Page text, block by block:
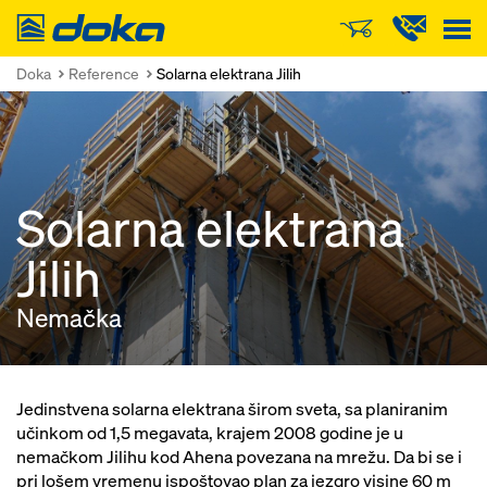
Doka
Doka Reference Solarna elektrana Jilih
Solarna elektrana
Jilih
Nemačka
Jedinstvena solarna elektrana širom sveta, sa planiranim
učinkom od 1,5 megavata, krajem 2008 godine je u
nemačkom Jilihu kod Ahena povezana na mrežu. Da bi se i
pri lošem vremenu ispoštovao plan za jezgro visine 60 m